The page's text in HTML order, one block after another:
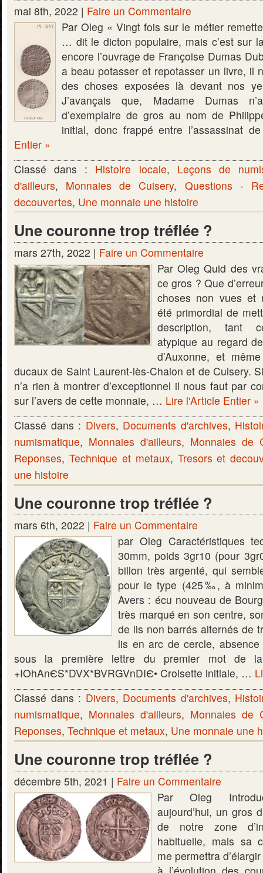
mai 8th, 2022 | Faire un Commentaire
Par Oleg « Vingt fois sur le métier
… dit le dicton populaire, mais c’est sur
encore l’ouvrage de Françoise Dumas
a beau potasser et repotasser un livre, il
des choses exposées là devant nos
J’avançais que, Madame Dumas
d’exemplaire de gros au nom de
initial, donc frappé entre l’assassinat
Entier »
Classé dans : Histoire locale, Leçons de
d'ailleurs, Monnaies de Cuisery, Questions -
decouvertes, Une monnaie une histoire
Une couronne trop tréflée ?
mars 27th, 2022 | Faire un Commentaire
Par Oleg Quid des
ce gros ? Que
choses non vues et
été primordial de
description, tant
atypique au regard
d’Auxonne, et
ducaux de Saint Laurent-lès-Chalon et de Cuisery.
n’a rien à montrer d’exceptionnel il nous faut par
sur l’avers de cette monnaie, … Lire l'Article Entier »
Classé dans : Divers, Documents d'archives,
numismatique, Monnaies d'ailleurs, Monnaies de
Reponses, Technique et metaux, Tresors et
une histoire
Une couronne trop tréflée ?
mars 6th, 2022 | Faire un Commentaire
par Oleg Caractéristiques
30mm, poids 3gr10 (pour
billon très argenté, qui
pour le type (425‰, à
Avers : écu nouveau de
très marqué en son centre,
de lis non barrés alternés de
lis en arc de cercle, absence
sous la première lettre du premier mot de
+IOhAnЄS*DVX*BVRGVnDIЄ• Croisette initiale, …
Classé dans : Divers, Documents d'archives,
numismatique, Monnaies d'ailleurs, Monnaies de
Reponses, Technique et metaux, Une monnaie une
Une couronne trop tréflée ?
décembre 5th, 2021 | Faire un Commentaire
Par Oleg
aujourd’hui, un gros
de notre zone
habituelle, mais sa
me permettra